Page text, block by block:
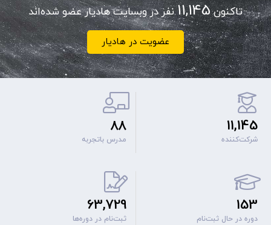
تاکنون11,145نفر در وبسایت هادیار عضو شده‌اند
عضویت در هادیار
11,145
شرکت‌کننده
88
مدرس باتجربه
153
دوره‌ در حال ثبت‌نام
63,729
ثبت‌نام‌ در دوره‌ها